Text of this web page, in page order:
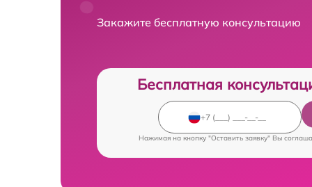
Закажите бесплатную консультацию
Бесплатная
Нажимая на кнопку "Оставить заявку" Вы